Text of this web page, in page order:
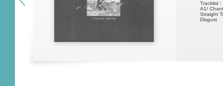
Tracklist :
A1/
Straight
Disgust